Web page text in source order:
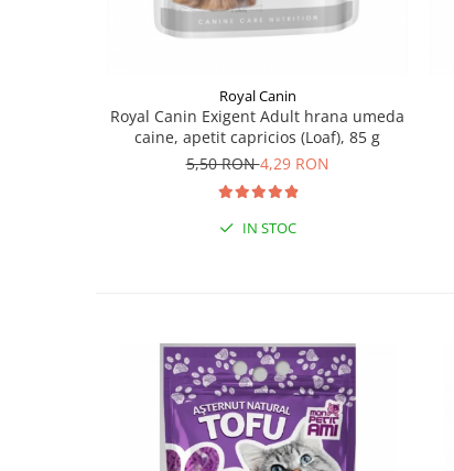
Royal Canin
Royal Canin Exigent Adult hrana umeda
caine, apetit capricios (Loaf), 85 g
5,50 RON4,29 RON
IN STOC